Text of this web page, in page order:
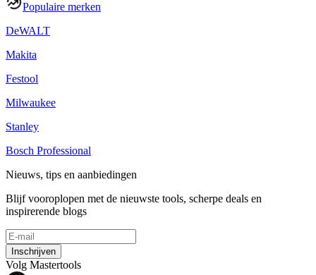
Populaire merken
DeWALT
Makita
Festool
Milwaukee
Stanley
Bosch Professional
Nieuws, tips en aanbiedingen
Blijf vooroplopen met de nieuwste tools, scherpe deals en
inspirerende blogs
Inschrijven
Volg Mastertools